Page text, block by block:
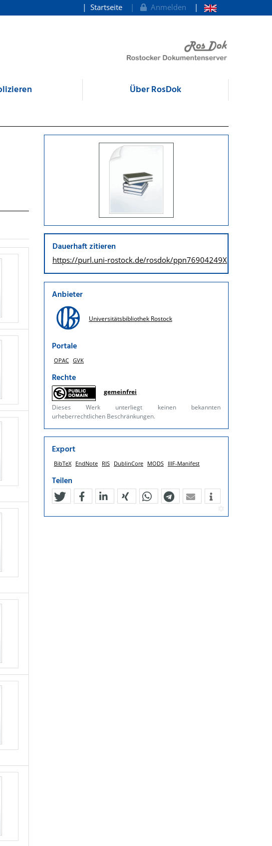
Startseite Anmelden
Über RosDok
Dauerhaft zitieren
https://purl.uni-rostock.de/rosdok/ppn76904249X
Anbieter
Universitätsbibliothek Rostock
Portale
OPAC GVK
Rechte
gemeinfrei
Dieses Werk unterliegt keinen bekannten
urheberrechtlichen Beschränkungen.
Export
BibTeX EndNote RIS DublinCore MODS IIIF-Manifest
Teilen